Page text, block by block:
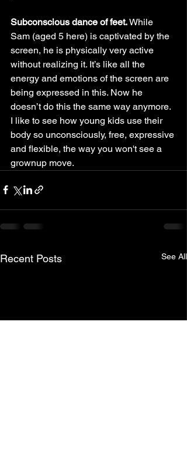
Subconscious dance of feet. While
Sam (aged 5 here) is captivated by the
screen, he is physically very active
without realizing it. It’s like all the
energy and emotions of the screen are
being expressed in this. Now he
doesn’t do this the same way anymore.
I like to see how young kids use their
body so unconsciously, free, expressive
and flexible, the way you won't see a
grownup move.
Recent Posts See All